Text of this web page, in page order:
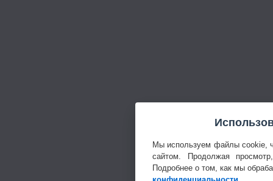
Мы используем файлы cookie,
сайтом. Продолжая
Подробнее о том, как мы